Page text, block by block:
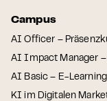
Campus
AI Officer –
AI Impact Manager
AI Basic – E-
KI im Digitalen